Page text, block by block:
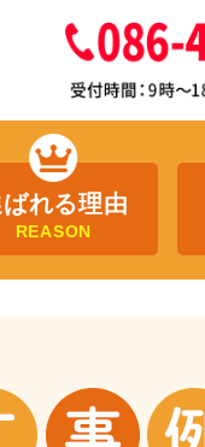
れる理由
REASON